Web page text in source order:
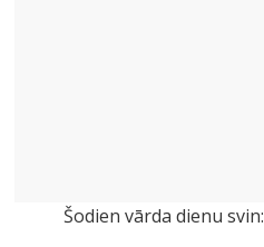
Šodien vārda dienu svin: